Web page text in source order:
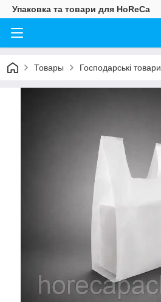
Упаковка та товари для HoReCa
Товары Господарські товари